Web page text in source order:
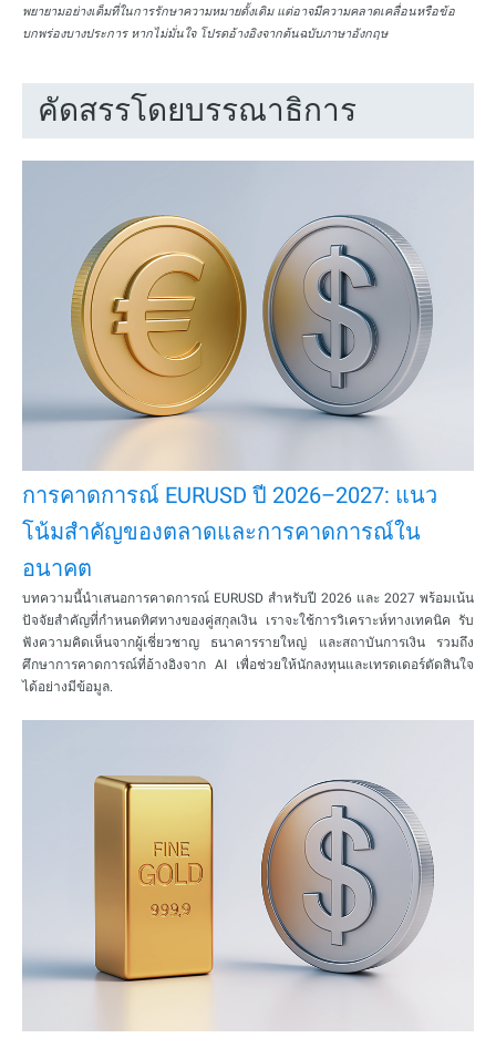
พยายามอย่างเต็มที่ในการรักษาความหมายดั้งเดิม แต่อาจมีความคลาดเคลื่อนหรือข้อ
บกพร่องบางประการ หากไม่มั่นใจ โปรดอ้างอิงจากต้นฉบับภาษาอังกฤษ
คัดสรรโดยบรรณาธิการ
การคาดการณ์ EURUSD ปี 2026–2027: แนว
โน้มสำคัญของตลาดและการคาดการณ์ใน
อนาคต
บทความนี้นำเสนอการคาดการณ์ EURUSD สำหรับปี 2026 และ 2027 พร้อมเน้น
ปัจจัยสำคัญที่กำหนดทิศทางของคู่สกุลเงิน เราจะใช้การวิเคราะห์ทางเทคนิค รับ
ฟังความคิดเห็นจากผู้เชี่ยวชาญ ธนาคารรายใหญ่ และสถาบันการเงิน รวมถึง
ศึกษาการคาดการณ์ที่อ้างอิงจาก AI เพื่อช่วยให้นักลงทุนและเทรดเดอร์ตัดสินใจ
ได้อย่างมีข้อมูล.